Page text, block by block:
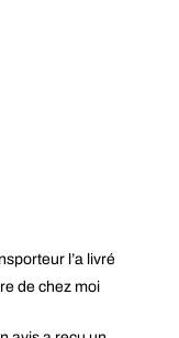
l’a livré
de chez moi